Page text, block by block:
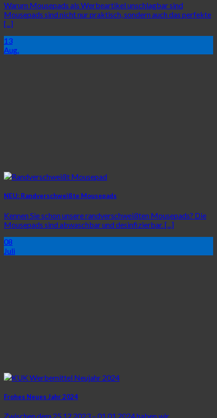
Warum Mousepads als Werbeartikel unschlagbar sind
Mousepads sind nicht nur praktisch, sondern auch das perfekte
[...]
13
Aug.
NEU: Randverschweißte Mousepads
Kennen Sie schon unsere randverschweißten Mousepads? Die
Mousepads sind abwaschbar und desinfizierbar. [...]
08
Juli
Frohes Neues Jahr 2024
Zwischen dem 25.12.2023 – 01.01.2024 haben wir